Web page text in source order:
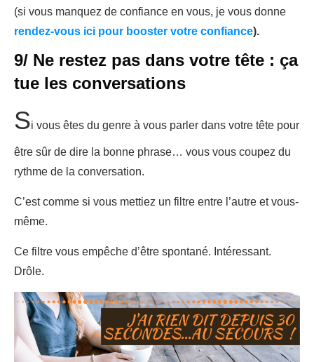
(si vous manquez de confiance en vous, je vous donne
rendez-vous ici pour booster votre confiance).
9/ Ne restez pas dans votre tête : ça
tue les conversations
Si vous êtes du genre à vous parler dans votre tête pour
être sûr de dire la bonne phrase… vous vous coupez du
rythme de la conversation.
C’est comme si vous mettiez un filtre entre l’autre et vous-
même.
Ce filtre vous empêche d’être spontané. Intéressant.
Drôle.